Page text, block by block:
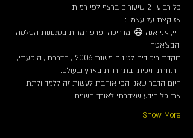
כל רביעי, 2 שיעורים ברצף לפי רמות
אז קצת על עצמי :
היי, אני אנה 😅, מדריכה ופרפורמרית בסגנונות הסלסה
והבצ'אטה .
רוקדת ריקודים לטינים משנת 2006 , הדרכתי, הופעתי,
התחרתי וזכיתי בתחרויות בארץ ובעולם.
היום הדבר שאני הכי אוהבת לעשות זה ללמד ולתת
את כל הידע שצברתי לאורך השנים.
Show More